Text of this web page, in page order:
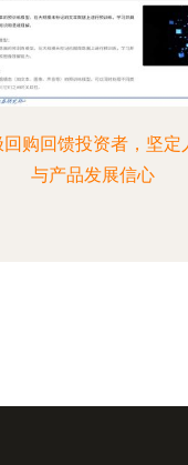
购回馈投资者，坚定
与产品发展信心